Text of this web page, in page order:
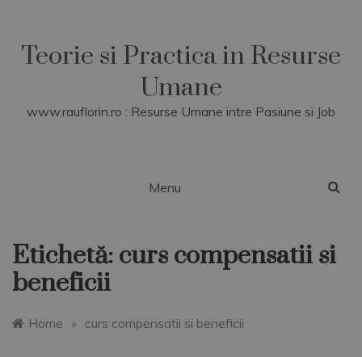
contentTeorie si Practica in Resurse
Umane
www.rauflorin.ro : Resurse Umane intre Pasiune si Job
Menu
Etichetă: curs compensatii si
beneficii
Home » curs compensatii si beneficii